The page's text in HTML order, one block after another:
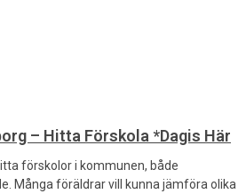
– Hitta Förskola *Dagis Här
förskolor i kommunen, både
Många föräldrar vill kunna jämföra olika